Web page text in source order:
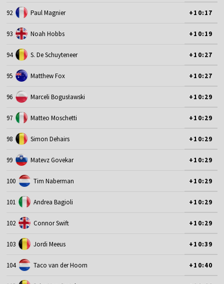
92 Paul Magnier +10:17
93 Noah Hobbs +10:19
94 S. De Schuyteneer +10:27
95 Matthew Fox +10:27
96 Marceli Bogusławski +10:29
97 Matteo Moschetti +10:29
98 Simon Dehairs +10:29
99 Matevz Govekar +10:29
100 Tim Naberman +10:29
101 Andrea Bagioli +10:29
102 Connor Swift +10:29
103 Jordi Meeus +10:39
104 Taco van der Hoorn +10:40